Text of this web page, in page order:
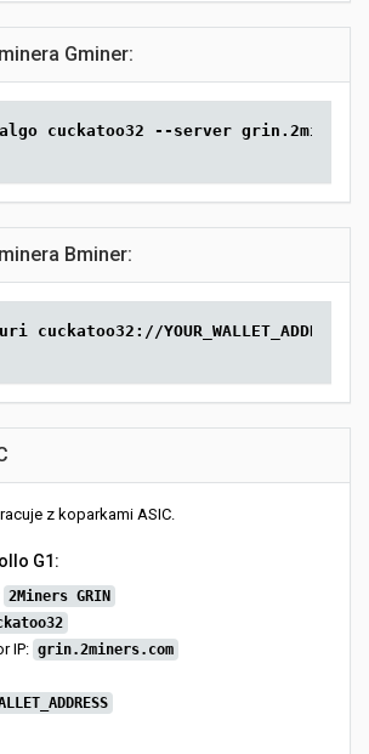
Gminer:
cuckatoo32 --server
Bminer:
cuckatoo32://
z koparkami ASIC.
G1:
2Miners GRIN
IP: grin.2miners.com